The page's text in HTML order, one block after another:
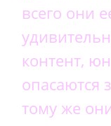
всего они
контент,
опасаются
тому же